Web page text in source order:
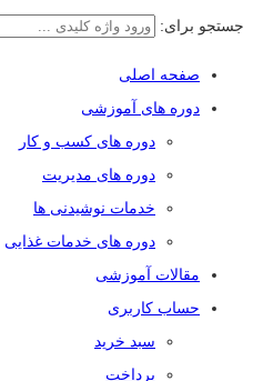
جستجو برای:
صفحه اصلی
دوره های آموزشی
دوره های کسب و کار
دوره های مدیریت
خدمات نوشیدنی ها
دوره های خدمات غذایی
مقالات آموزشی
حساب کاربری
سبد خرید
پرداخت